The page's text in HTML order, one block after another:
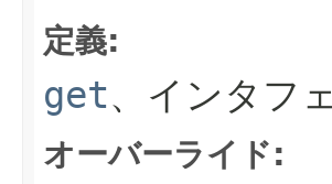
定義:
get、インタフ
オーバーライド: